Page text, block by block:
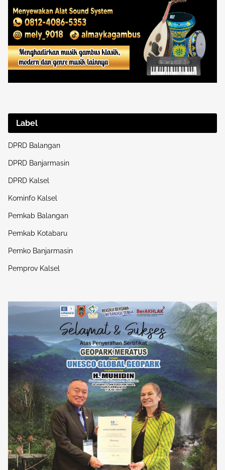
Label
DPRD Balangan
DPRD Banjarmasin
DPRD Kalsel
Kominfo Kalsel
Pemkab Balangan
Pemkab Kotabaru
Pemko Banjarmasin
Pemprov Kalsel